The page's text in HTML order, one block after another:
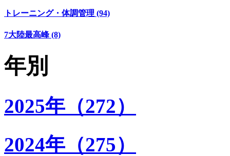
トレーニング・体調管理 (94)
7大陸最高峰 (8)
年別
2025年（272）
2024年（275）